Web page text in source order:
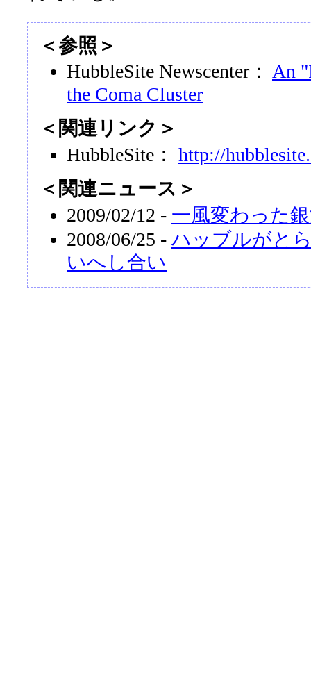
＜参照＞
HubbleSite Newscenter： An
the Coma Cluster
＜関連リンク＞
HubbleSite： http://
＜関連ニュース＞
2009/02/12 - 一風変わった
2008/06/25 - ハッブルがと
いへし合い